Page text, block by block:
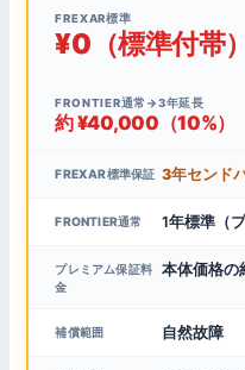
FREXAR標準
¥0（標準付帯）
FRONTIER通常→3年延長
約 ¥40,000（10%）
FREXAR標準保証 3年センド
FRONTIER通常 1年標準（
プレミアム保証料
金
本体価格の
補償範囲 自然故障